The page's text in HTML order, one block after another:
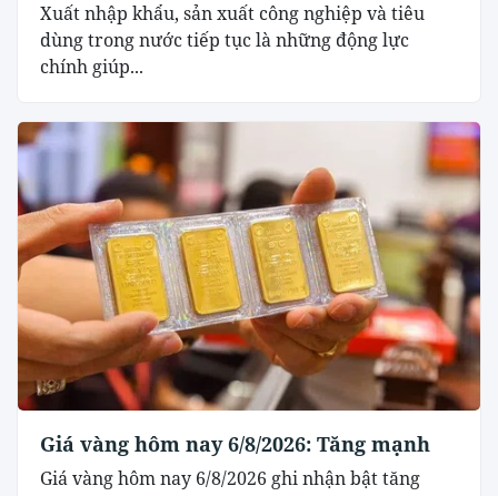
Xuất nhập khẩu, sản xuất công nghiệp và tiêu
dùng trong nước tiếp tục là những động lực
chính giúp...
Giá vàng hôm nay 6/8/2026: Tăng mạnh
Giá vàng hôm nay 6/8/2026 ghi nhận bật tăng